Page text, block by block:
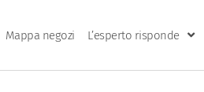
Mappa negozi L’esperto risponde